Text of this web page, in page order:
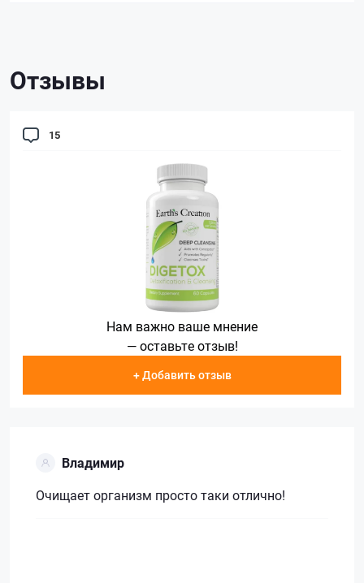
Отзывы
15
Нам важно ваше мнение
— оставьте отзыв!
+ Добавить отзыв
Владимир
Очищает организм просто таки отлично!